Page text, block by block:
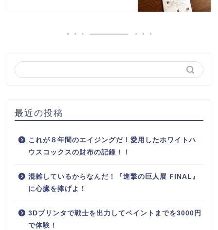
最近の投稿
これが８年間のエイジングだ！愛用したホワイトハ
ウスコックスの財布の記録！！
混雑しているからなんだ！『進撃の巨人展 FINAL』
に心臓を捧げよ！
3Dプリンタで戦士を出力してペイントまでを3000円
で体験！